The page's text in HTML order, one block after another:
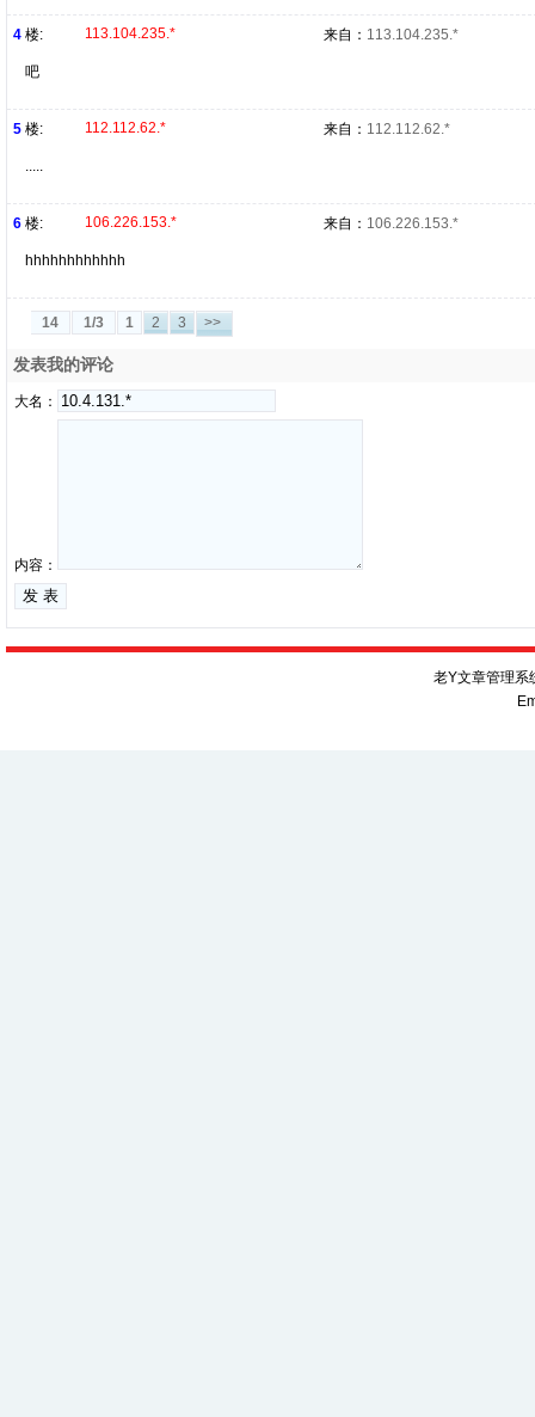
4 楼: 113.104.235.* 来自： 113.104.235.*
吧
5 楼: 112.112.62.* 来自： 112.112.62.*
.....
6 楼: 106.226.153.* 来自： 106.226.153.*
hhhhhhhhhhhh
14 1/3 1 2 3 >>
发表我的评论
大名：
内容：
老Y文章管理系